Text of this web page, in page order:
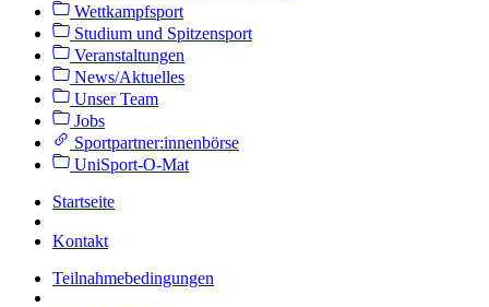
Wettkampfsport
Studium und Spitzensport
Veranstaltungen
News/Aktuelles
Unser Team
Jobs
Sportpartner:innenbörse
UniSport-O-Mat
Startseite
Kontakt
Teilnahmebedingungen